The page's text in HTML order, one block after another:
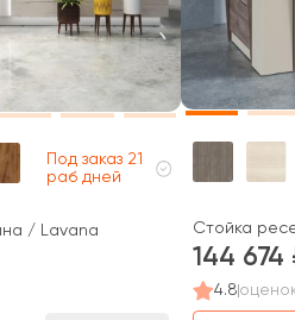
Под заказ 21
раб дней
/ Lavana Стойка
144 674
4.8